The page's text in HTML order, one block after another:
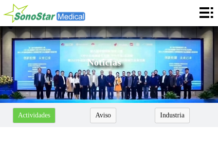
Casa
Sobre
Noticias
Productos
Aplicación
Servicios
Noticias
Actividades Aviso Industria